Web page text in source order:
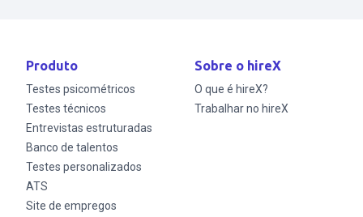
Produto
Testes psicométricos
Testes técnicos
Entrevistas estruturadas
Banco de talentos
Testes personalizados
ATS
Site de empregos
Sobre o hireX
O que é hireX?
Trabalhar no hireX